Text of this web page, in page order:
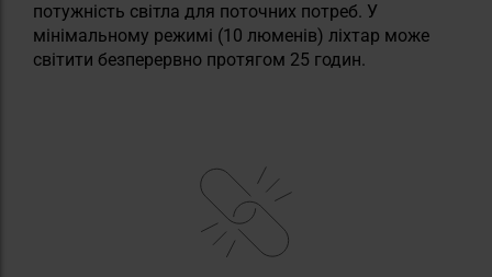
потужність світла для поточних потреб. У
мінімальному режимі (10 люменів) ліхтар може
світити безперервно протягом 25 годин.